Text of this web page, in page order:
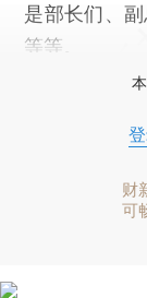
是部长们、
等等。
财
可